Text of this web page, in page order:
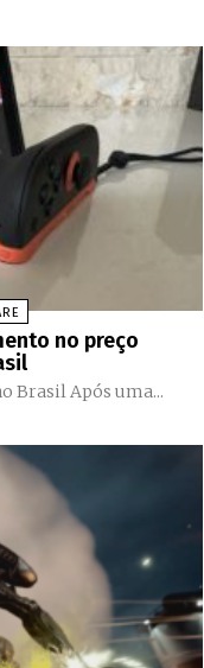
no preço
Nintendo Switch 2 Fica Mais Caro no Brasil Após uma...